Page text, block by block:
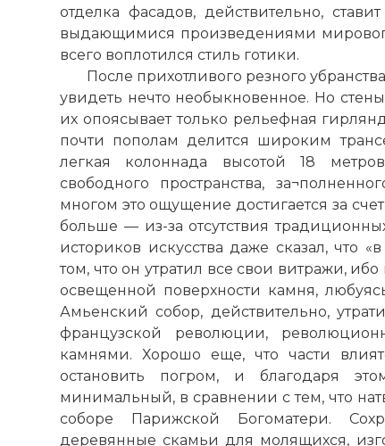
отделка фасадов, действительно, ставит
выдающимися произведениями
всего воплотился стиль готики.
После прихотливого резного
увидеть нечто необыкновенное. Но
их опоясывает только рельефная
почти пополам делится широким
легкая колоннада высотой 18
свободного пространства,
многом это ощущение достигается за
больше — из-за отсутствия
историков искусства даже сказал, что
том, что он утратил все свои витражи, ибо
освещенной поверхности камня,
Амьенский собор, действительно,
французской революции,
камнями. Хорошо еще, что части
остановить погром, и благодаря
минимальный, в сравнении с тем, что
соборе Парижской Богоматери.
деревянные скамьи для молящихся,